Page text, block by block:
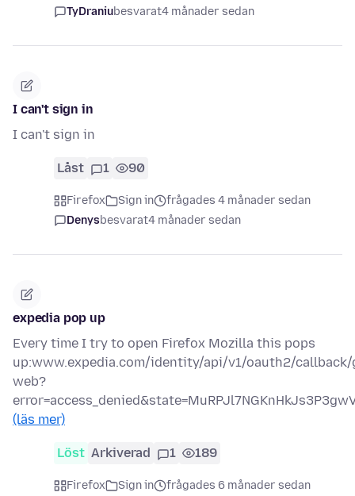
TyDraniubesvarat4 månader sedan
I can't sign in
I can't sign in
Låst 1 90
Firefox Sign in
frågades 4 månader sedan
Denysbesvarat4 månader sedan
expedia pop up
Every time I try to open Firefox Mozilla this pops
up:www.expedia.com/identity/api/v1/oauth2/callback/
web?
(läs mer)
Löst Arkiverad 1 189
Firefox Sign in
frågades 6 månader sedan